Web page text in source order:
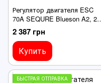
Регулятор двигателя ESC
70A SEQURE Blueson A2, 2–
8S, BLHeli_32, для гоночных
дронов
2 387 грн
Купить
БЫСТРАЯ ОТПРАВКА